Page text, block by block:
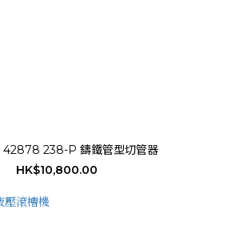
238-P 鑄鐵管型切管器
HK$10,800.00